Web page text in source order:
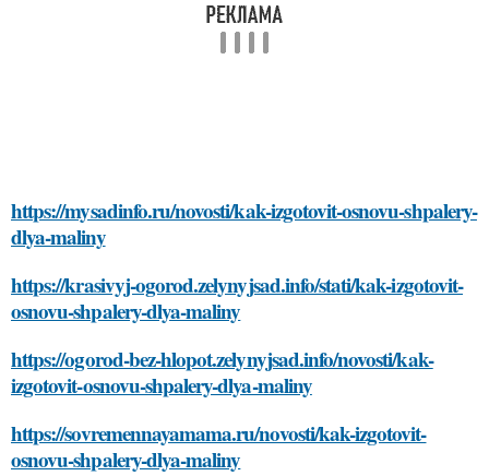
https://mysadinfo.ru/novosti/kak-izgotovit-osnovu-shpalery-
dlya-maliny
https://krasivyj-ogorod.zelynyjsad.info/stati/kak-izgotovit-
osnovu-shpalery-dlya-maliny
https://ogorod-bez-hlopot.zelynyjsad.info/novosti/kak-
izgotovit-osnovu-shpalery-dlya-maliny
https://sovremennayamama.ru/novosti/kak-izgotovit-
osnovu-shpalery-dlya-maliny